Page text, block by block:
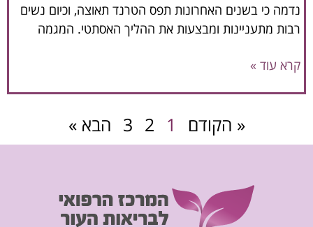
נדמה כי בשנים האחרונות תפס הטרנד תאוצה, וכיום נשים
רבות מתעניינות ומבצעות את ההליך האסתטי. המגמה
קרא עוד »
« הקודם 1
2
3 הבא »